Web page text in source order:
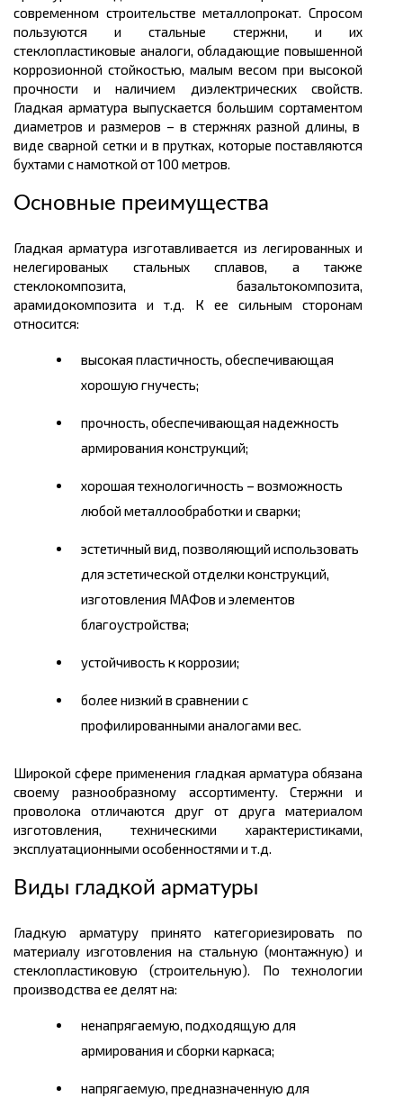
современном строительствеметаллопрокат.Спросом
пользуются и стальные стержни, и их
стеклопластиковые аналоги, обладающие повышенной
коррозионной стойкостью, малым весом при высокой
прочности и наличием диэлектрических свойств.
Гладкая арматура выпускается большим сортаментом
диаметров и размеров – в стержнях разной длины, в
виде сварной сетки и в прутках, которые поставляются
бухтами с намоткой от 100 метров.
Основные преимущества
Гладкая арматура изготавливается из легированных и
нелегированых стальных сплавов, а также
стеклокомпозита, базальтокомпозита,
арамидокомпозита и т.д. К ее сильным сторонам
относится:
высокая пластичность, обеспечивающая
хорошую гнучесть;
прочность, обеспечивающая надежность
армирования конструкций;
хорошая технологичность – возможность
любой металлообработки и сварки;
эстетичный вид, позволяющий использовать
для эстетической отделки конструкций,
изготовления МАФов и элементов
благоустройства;
устойчивость к коррозии;
более низкий в сравнении с
профилированными аналогами вес.
Широкой сфере применения гладкая арматура обязана
своему разнообразному ассортименту. Стержни и
проволока отличаются друг от друга материалом
изготовления, техническими характеристиками,
эксплуатационными особенностями и т.д.
Виды гладкой арматуры
Гладкую арматуру принято категориезировать по
материалу изготовления на стальную (монтажную) и
стеклопластиковую (строительную). По технологии
производства ее делят на:
ненапрягаемую, подходящую для
армирования и сборки каркаса;
напрягаемую, предназначенную для